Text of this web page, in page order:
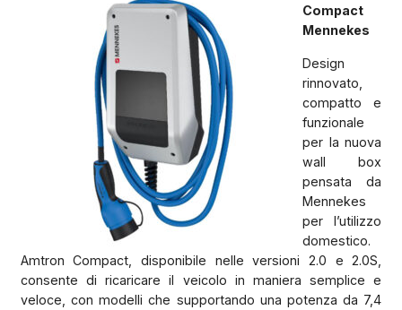
Compact
Mennekes
Design
rinnovato,
compatto e
funzionale
per la nuova
wall box
pensata da
Mennekes
per l’utilizzo
domestico.
Amtron Compact, disponibile nelle versioni 2.0 e 2.0S,
consente di ricaricare il veicolo in maniera semplice e
veloce, con modelli che supportando una potenza da 7,4